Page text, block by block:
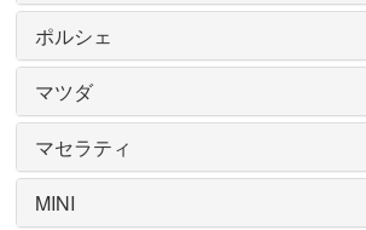
ポルシェ
マツダ
マセラティ
MINI